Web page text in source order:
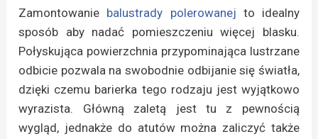
Zamontowanie balustrady polerowanej to idealny
sposób aby nadać pomieszczeniu więcej blasku.
Połyskująca powierzchnia przypominająca lustrzane
odbicie pozwala na swobodnie odbijanie się światła,
dzięki czemu barierka tego rodzaju jest wyjątkowo
wyrazista. Główną zaletą jest tu z pewnością
wygląd, jednakże do atutów można zaliczyć także